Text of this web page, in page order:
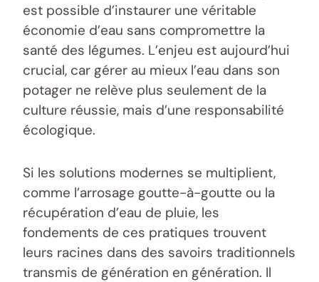
est possible d’instaurer une véritable
économie d’eau sans compromettre la
santé des légumes. L’enjeu est aujourd’hui
crucial, car gérer au mieux l’eau dans son
potager ne relève plus seulement de la
culture réussie, mais d’une responsabilité
écologique.
Si les solutions modernes se multiplient,
comme l’arrosage goutte-à-goutte ou la
récupération d’eau de pluie, les
fondements de ces pratiques trouvent
leurs racines dans des savoirs traditionnels
transmis de génération en génération. Il